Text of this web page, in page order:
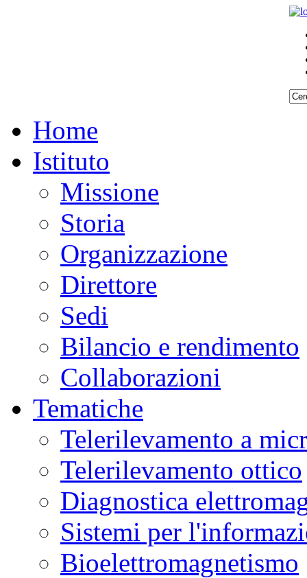
Home
Istituto
Missione
Storia
Organizzazione
Direttore
Sedi
Bilancio e rendimento
Collaborazioni
Tematiche
Telerilevamento a
Telerilevamento ottico
Diagnostica
Sistemi per
Bioelettromagnetismo